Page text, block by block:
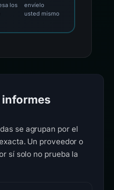
los
envíelo
usted mismo
se agrupan por el
Un proveedor o
sí solo no prueba la